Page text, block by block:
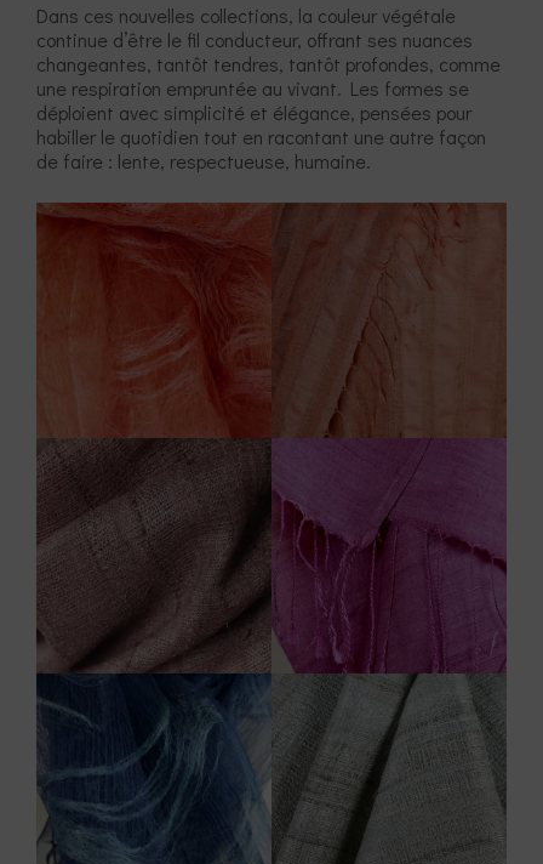
Dans ces nouvelles collections, la couleur végétale
continue d’être le fil conducteur, offrant ses nuances
changeantes, tantôt tendres, tantôt profondes, comme
une respiration empruntée au vivant. Les formes se
déploient avec simplicité et élégance, pensées pour
habiller le quotidien tout en racontant une autre façon
de faire : lente, respectueuse, humaine.